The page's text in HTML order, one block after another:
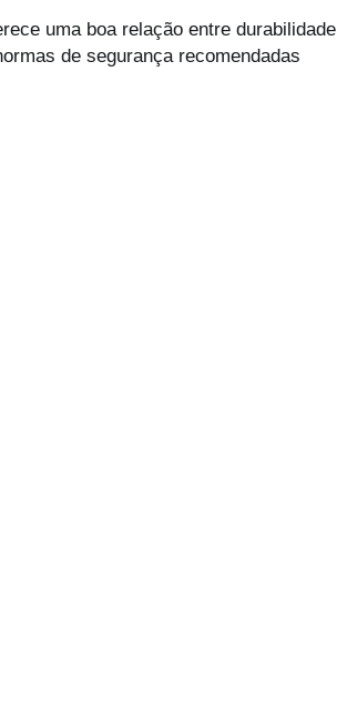
uma boa relação entre durabilidade
de segurança recomendadas